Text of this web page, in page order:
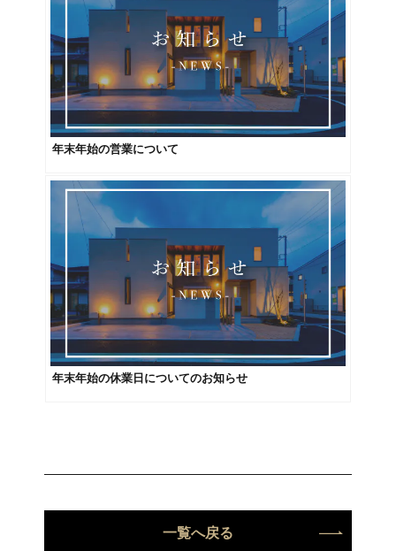
年末年始の営業について
年末年始の休業日についてのお知らせ
一覧へ戻る